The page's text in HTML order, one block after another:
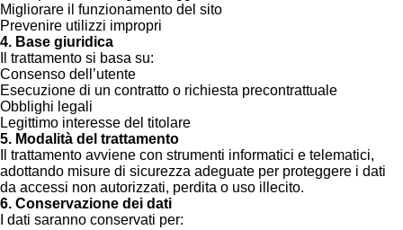
Migliorare il funzionamento del sito
Prevenire utilizzi impropri
4. Base giuridica
Il trattamento si basa su:
Consenso dell’utente
Esecuzione di un contratto o richiesta precontrattuale
Obblighi legali
Legittimo interesse del titolare
5. Modalità del trattamento
Il trattamento avviene con strumenti informatici e telematici,
adottando misure di sicurezza adeguate per proteggere i dati
da accessi non autorizzati, perdita o uso illecito.
6. Conservazione dei dati
I dati saranno conservati per: